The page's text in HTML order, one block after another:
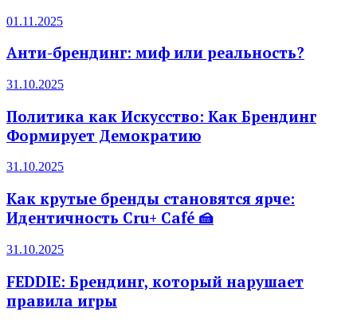
01.11.2025
Анти-брендинг: миф или реальность?
31.10.2025
Политика как Искусство: Как Брендинг
Формирует Демократию
31.10.2025
Как крутые бренды становятся ярче:
Идентичность Cru+ Café 🍰
31.10.2025
FEDDIE: Брендинг, который нарушает
правила игры